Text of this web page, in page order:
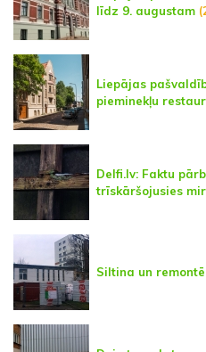
līdz 9. augustam
Liepājas
pieminekļu
Delfi.lv: Faktu
trīskāršojusies
Siltina un